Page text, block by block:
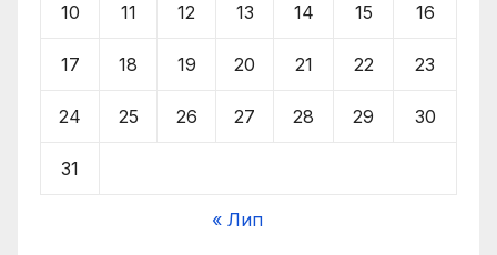
10 11 12 13 14 15 16
17 18 19 20 21 22 23
24 25 26 27 28 29 30
31
« Лип